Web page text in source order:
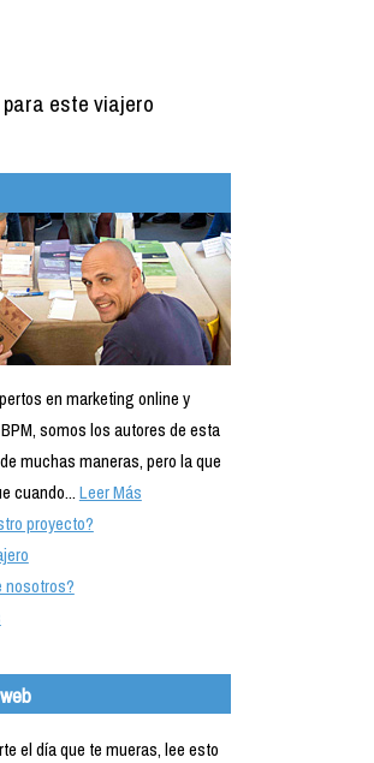
este viajero
en marketing online y
somos los autores de esta
muchas maneras, pero la que
cuando...Leer Más
proyecto?
nosotros?
el día que te mueras, lee esto